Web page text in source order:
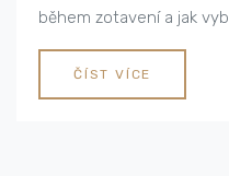
během zotavení a jak
ČÍST VÍCE